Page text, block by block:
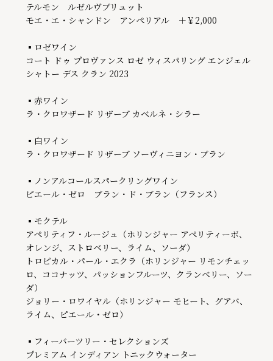
テルモン　ルゼルヴブリュット
モエ・エ・シャンドン　アンぺリアル　＋￥2,000
▪ロゼワイン
コート ドゥ プロヴァンス ロゼ ウィスパリング エンジェル
シャトー デス クラン 2023
▪赤ワイン
ラ・クロワザード リザーブ カベルネ・シラー
▪白ワイン
ラ・クロワザード リザーブ ソーヴィニヨン・ブラン
▪ノンアルコールスパークリングワイン
ピエール・ゼロ　ブラン・ド・ブラン（フランス）
▪モクテル
アペリティフ・ルージュ（ホリンジャー アペリティーボ、
オレンジ、ストロベリー、ライム、ソーダ）
トロピカル・パール・エクラ（ホリンジャー リモンチェッ
ロ、ココナッツ、パッションフルーツ、クランベリー、ソー
ダ）
ジョリー・ロワイヤル（ホリンジャー モヒート、グアバ、
ライム、ピエール・ゼロ）
▪フィーバーツリー・セレクションズ
プレミアム インディアン トニックウォーター